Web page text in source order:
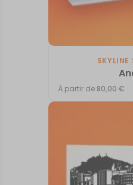
SKYLINE
À partir de 80,00€